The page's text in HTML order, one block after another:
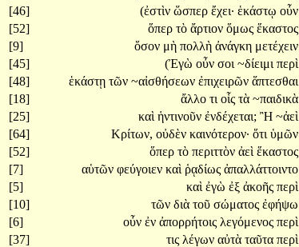
[46]
(ἐστὶν ὥσπερ ἔχει· ἑκάστῳ οὖν
[52]
ὅπερ τὸ ἄρτιον ὅμως ἕκαστος
[9]
ὅσον μὴ πολλὴ ἀνάγκη μετέχειν
[45]
(Ἐγὼ οὖν σοι ~δίειμι περὶ
[48]
ἑκάστῃ τῶν ~αἰσθήσεων ἐπιχειρῶν ἅπτεσθαι
[18]
ἄλλο τι οἷς τὰ ~παιδικὰ
[25]
καὶ ἡντινοῦν ἐνδέχεται; Ἢ ~ἀεὶ
[64]
Κρίτων, οὐδὲν καινότερον· ὅτι ὑμῶν
[52]
ὅπερ τὸ περιττὸν ἀεὶ ἕκαστος
[7]
αὑτῶν φεύγοιεν καὶ ῥᾳδίως ἀπαλλάττοιντο
[5]
καὶ ἐγὼ ἐξ ἀκοῆς περὶ
[10]
τῶν διὰ τοῦ σώματος ἐφήψω
[6]
οὖν ἐν ἀπορρήτοις λεγόμενος περὶ
[37]
τις λέγων αὐτὰ ταῦτα περὶ